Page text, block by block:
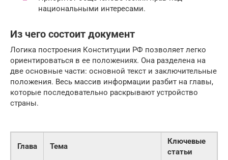
национальными интересами.
Из чего состоит документ
Логика построения Конституции РФ позволяет легко
ориентироваться в ее положениях. Она разделена на
две основные части: основной текст и заключительные
положения. Весь массив информации разбит на главы,
которые последовательно раскрывают устройство
страны.
Глава Тема
Ключевые
статьи